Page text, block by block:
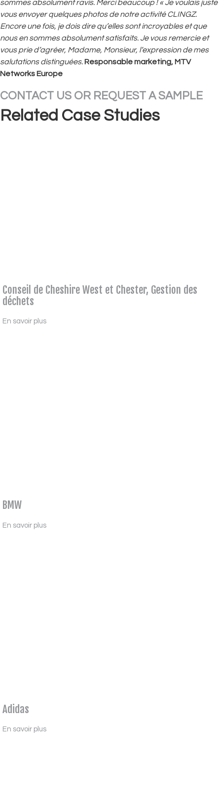
sommes absolument ravis. Merci beaucoup ! « Je voulais juste
vous envoyer quelques photos de notre activité CLINGZ.
Encore une fois, je dois dire qu’elles sont incroyables et que
nous en sommes absolument satisfaits. Je vous remercie et
vous prie d’agréer, Madame, Monsieur, l’expression de mes
salutations distinguées. Responsable marketing, MTV
Networks Europe
CONTACT US OR REQUEST A SAMPLE
Related Case Studies
Conseil de Cheshire West et Chester, Gestion des
déchets
En savoir plus
BMW
En savoir plus
Adidas
En savoir plus